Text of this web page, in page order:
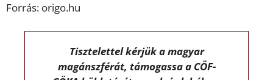
Forrás: origo.hu
Tisztelettel kérjük a magyar
magánszférát, támogassa a CÖF-